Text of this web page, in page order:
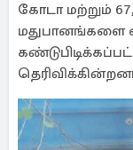
கோடா மற்றும்
மதுபானங்களை